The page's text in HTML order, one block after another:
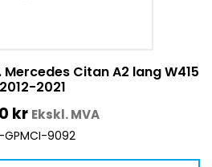
Citan A2 lang W415
2012-2021
kr Ekskl. MVA
GPMCI-9092